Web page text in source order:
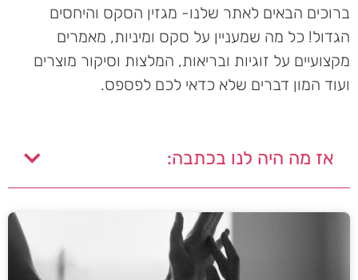
ברוכים הבאים לאתר שלנו- מגזין הסקס והיחסים
הגדול! כל מה שמעניין על סקס ומיניות, מאמרים
מקצועיים על זוגיות ובריאות, המלצות וסיקור מוצרים
ועוד המון דברים שלא כדאי לכם לפספס.
אז מה היה לנו בכתבה: